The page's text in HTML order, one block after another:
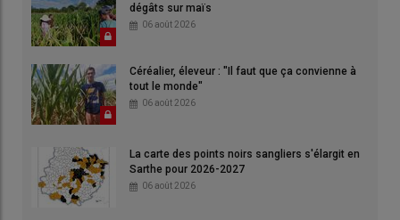
dégâts sur maïs
06 août 2026
Céréalier, éleveur : "Il faut que ça convienne à
tout le monde"
06 août 2026
La carte des points noirs sangliers s'élargit en
Sarthe pour 2026-2027
06 août 2026